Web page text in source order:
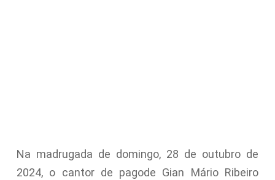
Na madrugada de domingo, 28 de outubro de
2024, o cantor de pagode Gian Mário Ribeiro